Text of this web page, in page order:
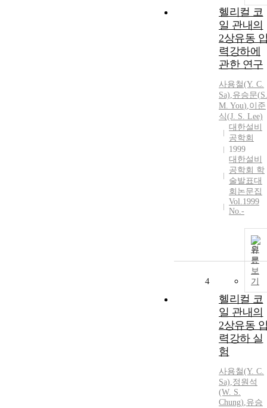
헬리컬 코
일 관내의
2상유동
력강하에
관한 연구
사용철(Y. C.
Sa),유승문(S.
M. You),이준
식(J. S. Lee)
대한설비
공학회
1999
대한설비
공학회 학
술발표대
회논문집
Vol.1999
No.-
원
문
보
기
4
헬리컬 코
일 관내의
2상유동
력강하 실
험
사용철(Y. C.
Sa),정원석
(W. S.
Chung),유승